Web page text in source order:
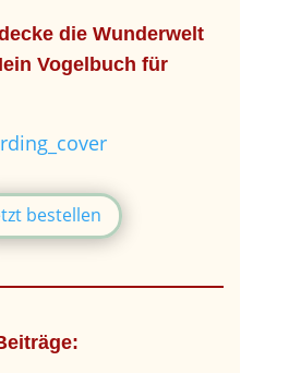
die Wunderwelt
Vogelbuch für
bestellen